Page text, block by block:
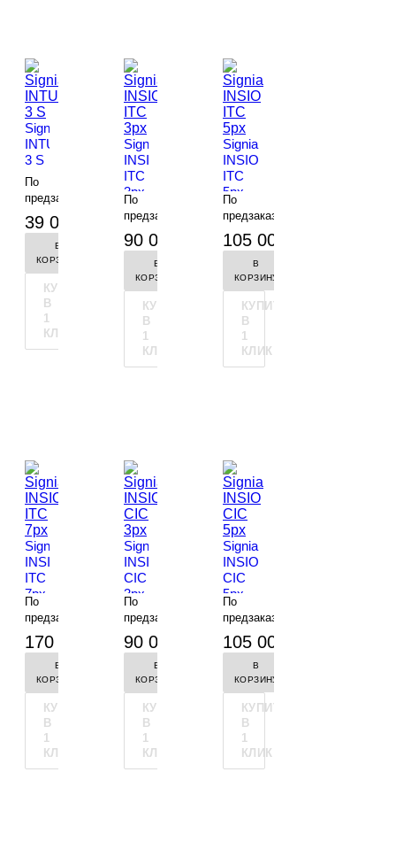
Signia
INTUIS
3 S
По
предзаказу
39 000 руб.
В
КОРЗИНУ
КУПИТЬ
В
1
КЛИК
Signia
INSIO
ITC
3px
По
предзаказу
90 000 руб.
В
КОРЗИНУ
КУПИТЬ
В
1
КЛИК
Signia
INSIO
ITC
5px
По
предзаказу
105 000 руб.
В
КОРЗИНУ
КУПИТЬ
В
1
КЛИК
Signia
INSIO
ITC
7px
По
предзаказу
170 000 руб.-
В
КОРЗИНУ
КУПИТЬ
В
1
КЛИК
Signia
INSIO
CIC
3px
По
предзаказу
90 000 руб.
В
КОРЗИНУ
КУПИТЬ
В
1
КЛИК
Signia
INSIO
CIC
5px
По
предзаказу
105 000 руб.
В
КОРЗИНУ
КУПИТЬ
В
1
КЛИК